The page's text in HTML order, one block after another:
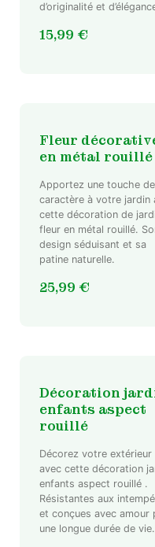
d’originalité et
15,99 €
Fleur
en métal rouillé
Apportez une touche de
caractère à votre jardin
cette décoration de
fleur en métal rouillé.
design séduisant et sa
patine naturelle.
25,99 €
Décoration
enfants aspect
rouillé
Décorez votre extérieur
avec cette décoration
enfants aspect rouillé .
Résistantes aux
et conçues avec amour
une longue durée de